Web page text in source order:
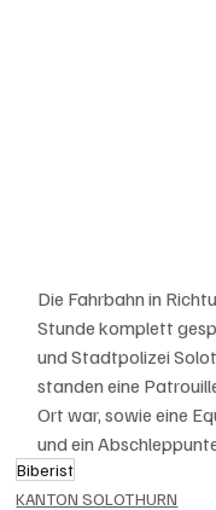
Die Fahrbahn in
Stunde komplett
und Stadtpolizei
standen eine
Ort war, sowie eine
und ein
Biberist
KANTON SOLOTHURN